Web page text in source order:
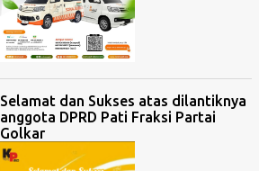
Selamat dan Sukses atas dilantiknya
anggota DPRD Pati Fraksi Partai
Golkar